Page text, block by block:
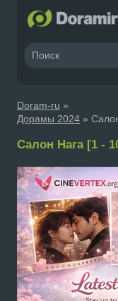
Doram-ru »
Дорамы 2024 »
Салон Нага [1 -